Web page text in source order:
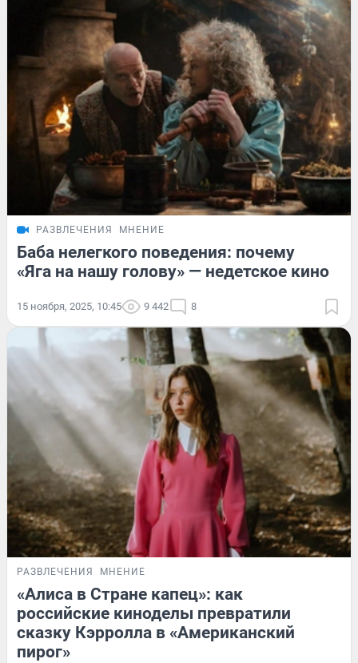
РАЗВЛЕЧЕНИЯ МНЕНИЕ
Баба нелегкого поведения: почему
«Яга на нашу голову» — недетское кино
15 ноября, 2025, 10:45 9 442 8
РАЗВЛЕЧЕНИЯ МНЕНИЕ
«Алиса в Стране капец»: как
российские киноделы превратили
сказку Кэрролла в «Американский
пирог»